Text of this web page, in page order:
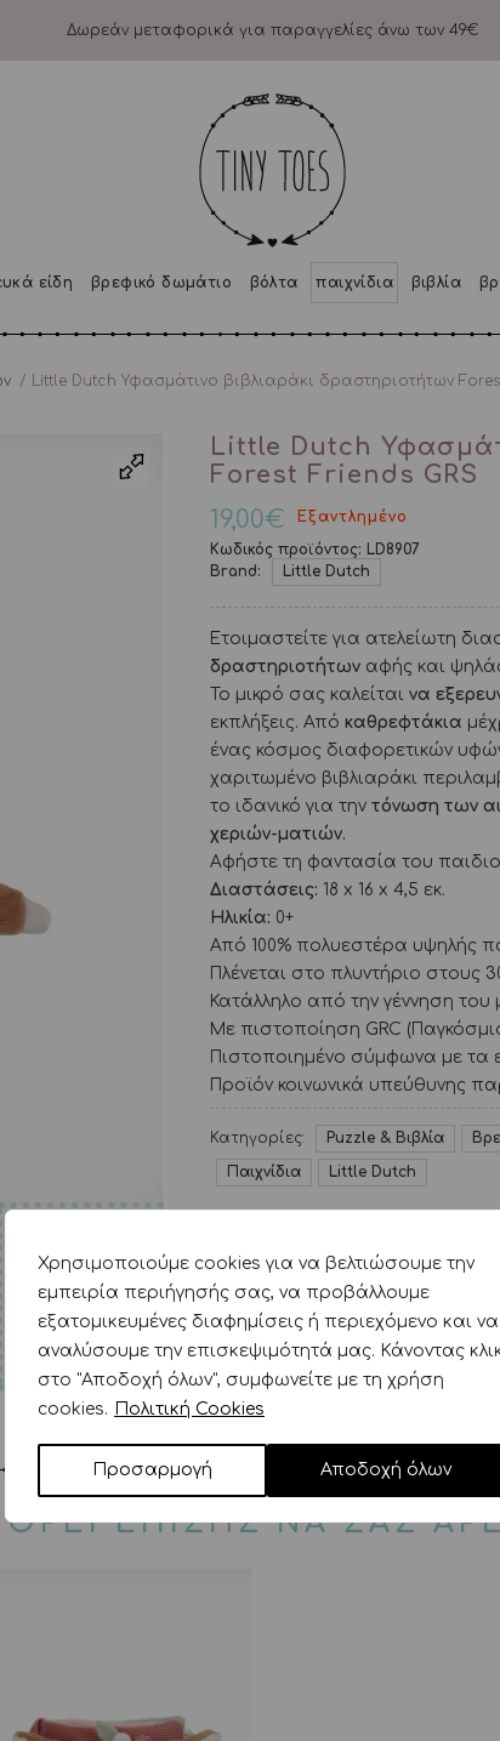
Χρησιμοποιούμε cookies για να βελτιώσουμε την
εμπειρία περιήγησής σας, να προβάλλουμε
εξατομικευμένες διαφημίσεις ή περιεχόμενο και να
αναλύσουμε την επισκεψιμότητά μας. Κάνοντας
στο "Αποδοχή όλων", συμφωνείτε με τη χρήση
cookies. Πολιτική Cookies
Προσαρμογή Αποδοχή όλων
Δωρεάν μεταφορικά για παραγγελίες άνω των 49€
είδη βρεφικό δωμάτιο βόλτα παιχνίδια βιβλία
/ Little Dutch Υφασμάτινο βιβλιαράκι δραστηριοτήτων
Little Dutch
Forest Friends GRS
19,00€
Εξαντλημένο
Κωδικός προϊόντος: LD8907
Brand:
Little Dutch
Ετοιμαστείτε για ατελείωτη
δραστηριοτήτωναφής και
Το μικρό σας καλείται να
εκπλήξεις. Από καθρεφτάκια
ένας κόσμος διαφορετικών
χαριτωμένο βιβλιαράκι
το ιδανικό για την τόνωση των
χεριών-ματιών.
Αφήστε τη φαντασία του
Διαστάσεις: 18 x 16 x 4,5 εκ.
Ηλικία: 0+
Από 100% πολυεστέρα υψηλής
Πλένεται στο πλυντήριο στους
Κατάλληλο από την γέννηση του
Με πιστοποίηση GRC
Πιστοποιημένο σύμφωνα με τα
Προϊόν κοινωνικά υπεύθυνης
Κατηγορίες: Puzzle & Βιβλία
Παιχνίδια
Little Dutch
ΕΠΙΣΗΣ ΝΑ ΣΑΣ